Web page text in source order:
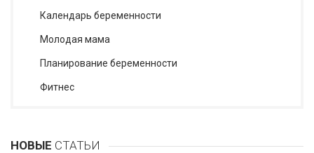
Календарь беременности
Молодая мама
Планирование беременности
Фитнес
НОВЫЕ СТАТЬИ